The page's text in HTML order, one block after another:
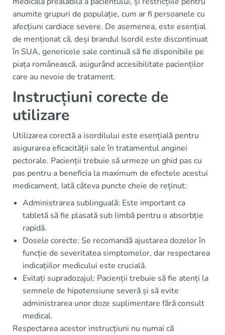
anumite grupuri de populație, cum ar fi persoanele cu
afecțiuni cardiace severe. De asemenea, este esențial
de menționat că, deși brandul Isordil este discontinuat
în SUA, genericele sale continuă să fie disponibile pe
piața românească, asigurând accesibilitate pacienților
care au nevoie de tratament.
Instrucțiuni corecte de
utilizare
Utilizarea corectă a isordilului este esențială pentru
asigurarea eficacității sale în tratamentul anginei
pectorale. Pacienții trebuie să urmeze un ghid pas cu
pas pentru a beneficia la maximum de efectele acestui
medicament. Iată câteva puncte cheie de reținut:
Administrarea sublinguală: Este important ca
tabletă să fie plasată sub limbă pentru o absorbție
rapidă.
Dosele corecte: Se recomandă ajustarea dozelor în
funcție de severitatea simptomelor, dar respectarea
indicațiilor medicului este crucială.
Evitați supradozajul: Pacienții trebuie să fie atenți la
semnele de hipotensiune severă și să evite
administrarea unor doze suplimentare fără consult
medical.
Respectarea acestor instrucțiuni nu numai că